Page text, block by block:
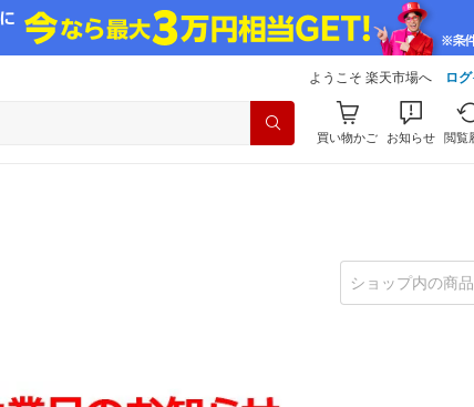
ようこそ 楽天市場へ ロ
買い物かご お知らせ 閲覧